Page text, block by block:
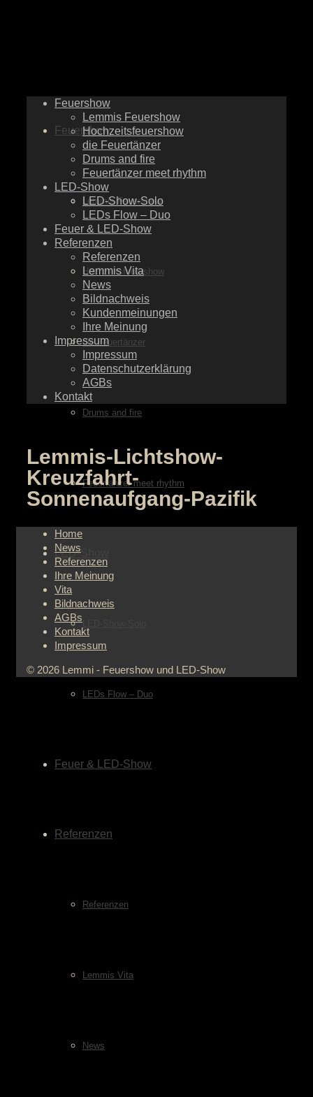
Feuershow
Lemmis Feuershow
Hochzeitsfeuershow
die Feuertänzer
Drums and fire
Feuertänzer meet rhythm
LED-Show
LEDs Flow – Duo
Feuer & LED-Show
Referenzen
Referenzen
Lemmis Vita
News
Feuershow
Lemmis Feuershow
Hochzeitsfeuershow
die Feuertänzer
Drums and fire
Feuertänzer meet rhythm
LED-Show
LED-Show-Solo
LEDs Flow – Duo
Feuer & LED-Show
Referenzen
Referenzen
Lemmis Vita
News
Bildnachweis
Kundenmeinungen
Ihre Meinung
Impressum
Impressum
Datenschutzerklärung
AGBs
Kontakt
Lemmis-Lichtshow-
Kreuzfahrt-
Sonnenaufgang-Pazifik
Home
News
Referenzen
Ihre Meinung
Vita
Bildnachweis
AGBs
Kontakt
Impressum
© 2026 Lemmi - Feuershow und LED-Show